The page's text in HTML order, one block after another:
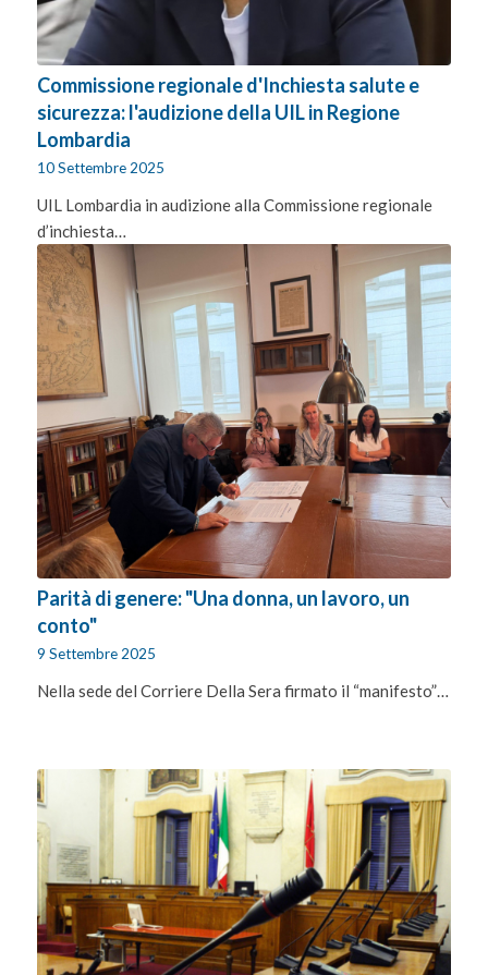
Commissione regionale d'Inchiesta salute e
sicurezza: l'audizione della UIL in Regione
Lombardia
10 Settembre 2025
UIL Lombardia in audizione alla Commissione regionale
d’inchiesta…
Parità di genere: "Una donna, un lavoro, un
conto"
9 Settembre 2025
Nella sede del Corriere Della Sera firmato il “manifesto”…